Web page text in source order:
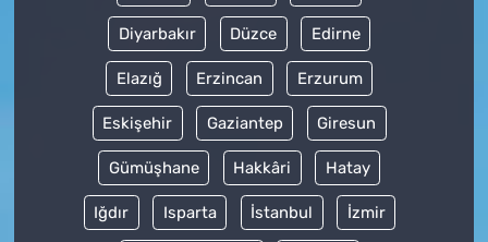
Diyarbakır Düzce Edirne
Elazığ Erzincan Erzurum
Eskişehir Gaziantep Giresun
Gümüşhane Hakkâri Hatay
Iğdır Isparta İstanbul İzmir